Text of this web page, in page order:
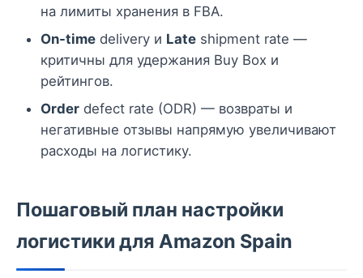
на лимиты хранения в FBA.
On-time delivery и Late shipment rate —
критичны для удержания Buy Box и
рейтингов.
Order defect rate (ODR) — возвраты и
негативные отзывы напрямую увеличивают
расходы на логистику.
Пошаговый план настройки
логистики для Amazon Spain